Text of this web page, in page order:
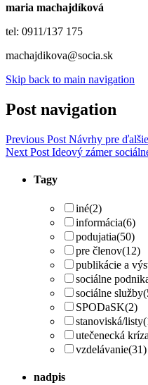
maria machajdíková
tel: 0911/137 175
machajdikova@socia.sk
Skip back to main navigation
Post navigation
Previous Post Návrhy pre
Next Post Ideový zámer
Tagy
iné(2)
informácia(6)
podujatia(50)
pre členov(12)
publikácie a
sociálne
sociálne služby
SPODaSK(2)
stanoviská/listy
utečenecká kríza
vzdelávanie(31)
nadpis